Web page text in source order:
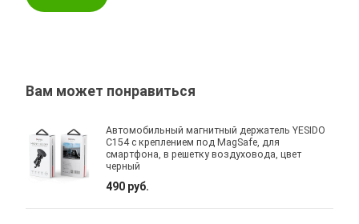
Вам может понравиться
Автомобильный магнитный держатель YESIDO
C154 с креплением под MagSafe, для
смартфона, в решетку воздуховода, цвет
черный
490 руб.